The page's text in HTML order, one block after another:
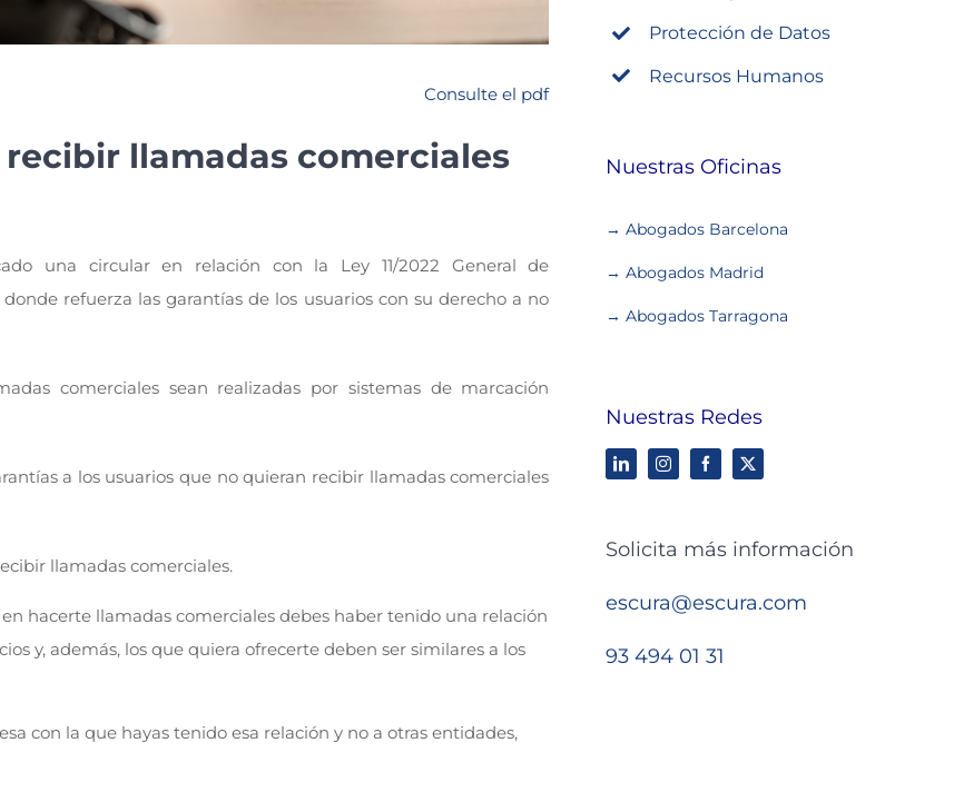
Consulte el pdf
llamadas comerciales
una circular en relación con la Ley 11/2022 General de
refuerza las garantías de los usuarios con su derecho a no
comerciales sean realizadas por sistemas de marcación
a los usuarios que no quieran recibir llamadas comerciales
llamadas comerciales.
hacerte llamadas comerciales debes haber tenido una relación
y, además, los que quiera ofrecerte deben ser similares a los
con la que hayas tenido esa relación y no a otras entidades,
Protección de Datos
Recursos Humanos
Nuestras Oficinas
→ Abogados Barcelona
→ Abogados Madrid
→ Abogados Tarragona
Nuestras Redes
Solicita más información
escura@escura.com
93 494 01 31